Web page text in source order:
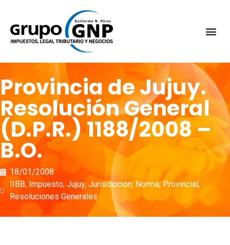
Provincia de Jujuy.
Resolución General
(D.P.R.) 1188/2008 –
B.O.
18/01/2008
IIBB, Impuesto, Jujuy, Jurisdicción, Norma,Provincial,
Resoluciones Generales